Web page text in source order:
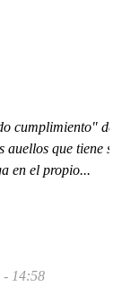
cumplimiento" de
que tiene
en el propio...
- 14:58